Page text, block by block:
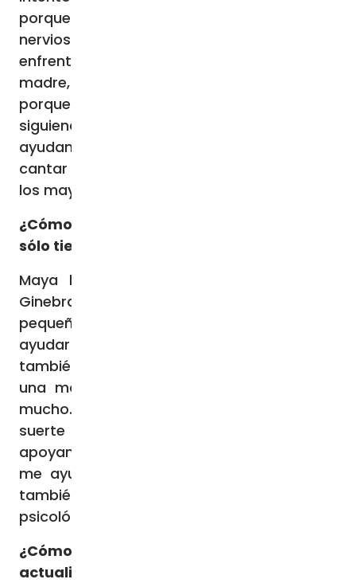
porque tengo miedo de sufrir una crisis
nerviosa por esta cosa terrible que estoy
enfrentando. Intento imaginarme a mi
madre, la veo dando fuerza a los demás,
porque es una persona así, la imagino
siguiendo haciendo su trabajo, sobre todo
ayudando a los niños. Estar con ellos,
cantar con ellos. Con los más pequeños y
los mayores.
¿Cómo te imaginas a tu prima Maya, que
sólo tiene 17 años?
Maya habla bien inglés porque vivía en
Ginebra con su familia. Cuando era
pequeña participó en un programa para
ayudar a niños discapacitados. Así que ella
también, al igual que mi madre, puede dar
una mano. Mi marido también me ayuda
mucho. Es maravilloso. También tengo la
suerte de tener amigos cerca, que nos
apoyan en todo. Me preparan el almuerzo,
me ayudan con los niños y esta semana
también comencé con una terapia
psicológica.
¿Cómo se enteraron del secuestro y qué
actualizaciones está recibiendo de las